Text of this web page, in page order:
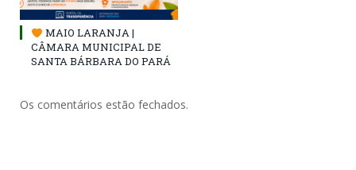
MAIO LARANJA |
CÂMARA MUNICIPAL DE
SANTA BÁRBARA DO PARÁ
Os comentários estão fechados.